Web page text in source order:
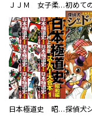
ＪＪＭ 女子柔道部物語 社会人編
日本極道史 昭和編 スーパー大合本